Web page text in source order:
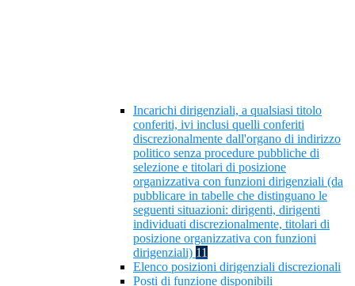
Incarichi dirigenziali, a qualsiasi titolo
conferiti, ivi inclusi quelli conferiti
discrezionalmente dall'organo di indirizzo
politico senza procedure pubbliche di
selezione e titolari di posizione
organizzativa con funzioni dirigenziali (da
pubblicare in tabelle che distinguano le
seguenti situazioni: dirigenti, dirigenti
individuati discrezionalmente, titolari di
posizione organizzativa con funzioni
dirigenziali) 11
Elenco posizioni dirigenziali discrezionali
Posti di funzione disponibili